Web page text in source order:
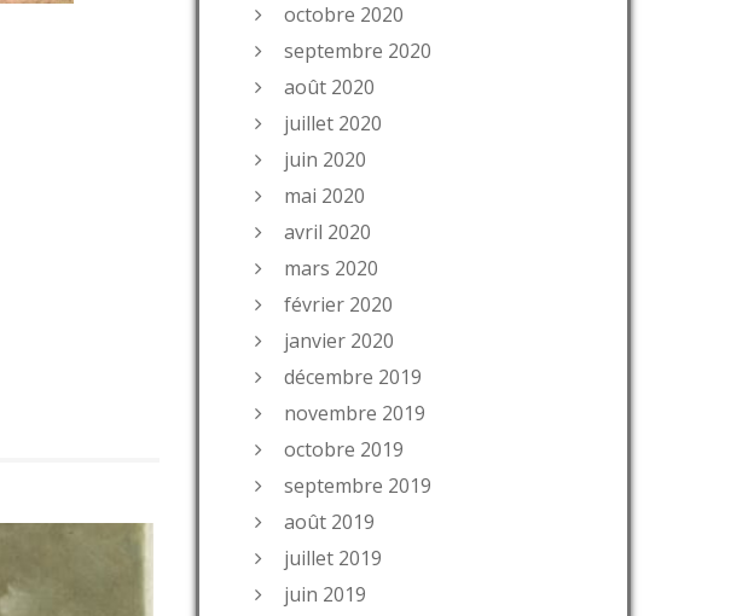
octobre 2020
septembre 2020
août 2020
juillet 2020
juin 2020
mai 2020
avril 2020
mars 2020
février 2020
janvier 2020
décembre 2019
novembre 2019
octobre 2019
septembre 2019
août 2019
juillet 2019
juin 2019